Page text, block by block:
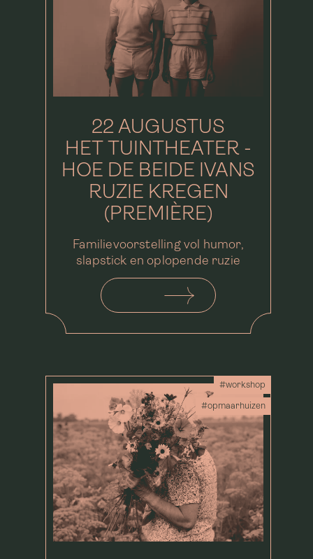
22 AUGUSTUS
HET TUINTHEATER -
HOE DE BEIDE IVANS
RUZIE KREGEN
(PREMIÈRE)
Familievoorstelling vol humor,
slapstick en oplopende ruzie
#workshop
#opmaarhuizen